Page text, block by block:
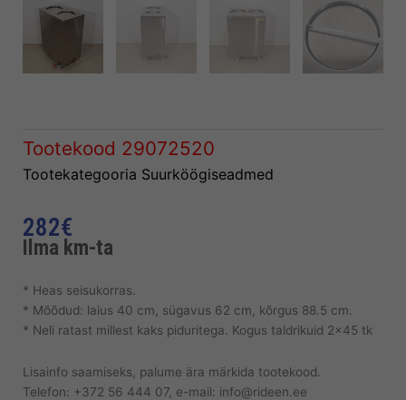
Tootekood 29072520
Tootekategooria Suurköögiseadmed
282€
Ilma km-ta
* Heas seisukorras.
* Mõõdud: laius 40 cm, sügavus 62 cm, kõrgus 88.5 cm.
* Neli ratast millest kaks piduritega. Kogus taldrikuid 2×45 tk
Lisainfo saamiseks, palume ära märkida tootekood.
Telefon: +372 56 444 07, e-mail: info@rideen.ee